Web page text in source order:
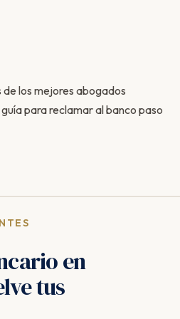
de los mejores abogados
guía para reclamar al banco paso
en
tus